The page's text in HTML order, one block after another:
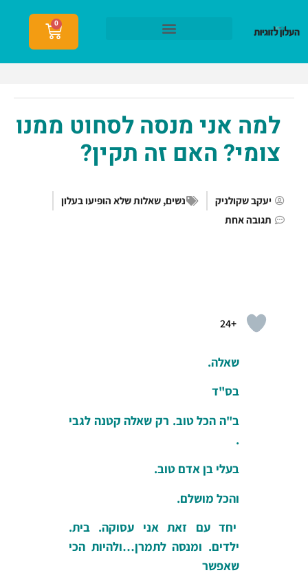
0
למה אני מנסה לסחוט ממנו
צומי? האם זה תקין?
יעקב שקולניק נשים, שאלות שלא הופיעו בעלון
תגובה אחת
+24
שאלה.
בס"ד
ב"ה הכל טוב. רק שאלה קטנה לגבי
.
בעלי בן אדם טוב.
והכל מושלם.
יחד עם זאת אני עסוקה. בית.
ילדים. ומנסה לתמרן…ולהיות הכי
שאפשר